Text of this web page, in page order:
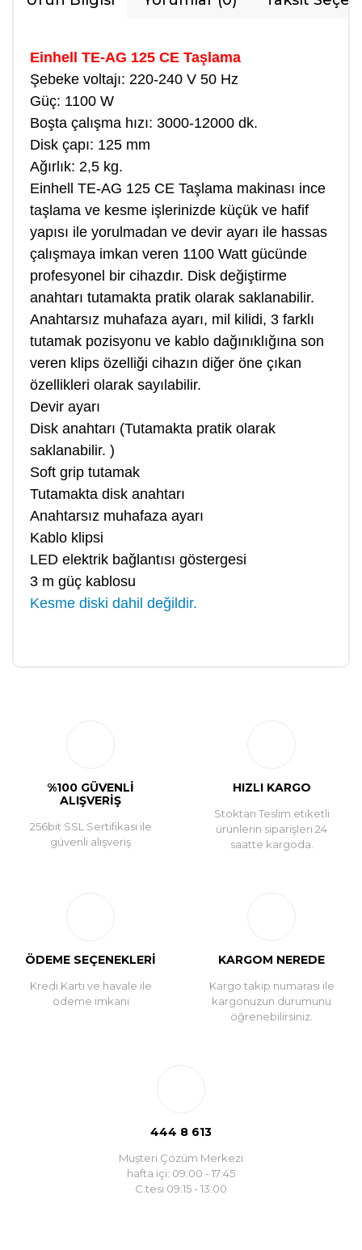
Einhell TE-AG 125 CE Taşlama
Şebeke voltajı: 220-240 V 50 Hz
Güç: 1100 W
Boşta çalışma hızı: 3000-12000 dk.
Disk çapı: 125 mm
Ağırlık: 2,5 kg.
Einhell TE-AG 125 CE Taşlama makinası ince
taşlama ve kesme işlerinizde küçük ve hafif
yapısı ile yorulmadan ve devir ayarı ile hassas
çalışmaya imkan veren 1100 Watt gücünde
profesyonel bir cihazdır. Disk değiştirme
anahtarı tutamakta pratik olarak saklanabilir.
Anahtarsız muhafaza ayarı, mil kilidi, 3 farklı
tutamak pozisyonu ve kablo dağınıklığına son
veren klips özelliği cihazın diğer öne çıkan
özellikleri olarak sayılabilir.
Devir ayarı
Disk anahtarı (Tutamakta pratik olarak
saklanabilir. )
Soft grip tutamak
Tutamakta disk anahtarı
Anahtarsız muhafaza ayarı
Kablo klipsi
LED elektrik bağlantısı göstergesi
3 m güç kablosu
Kesme diski dahil değildir.
%100 GÜVENLİ
ALIŞVERİŞ
256bit SSL Sertifikası ile
güvenli alışveriş
HIZLI KARGO
Stoktan Teslim etiketli
ürünlerin siparişleri 24
saatte kargoda.
ÖDEME SEÇENEKLERİ
Kredi Kartı ve havale ile
ödeme imkanı
KARGOM NEREDE
Kargo takip numarası ile
kargonuzun durumunu
öğrenebilirsiniz.
444 8 613
Müşteri Çözüm Merkezi
hafta içi: 09:00 - 17:45
C.tesi 09:15 - 13:00